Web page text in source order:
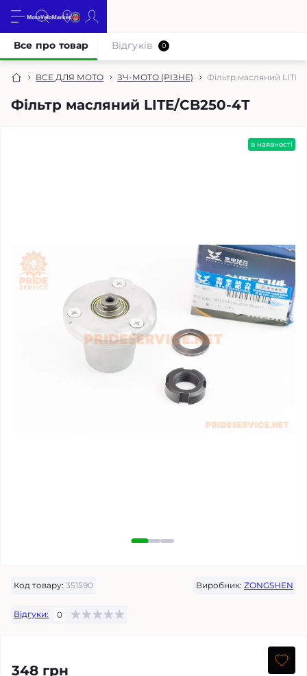
ВСЕ ДЛЯ МОТО ЗЧ-МОТО (РІЗНЕ) Фільтр масляний LITE/
Фільтр масляний LITE/CB250-4Т
Все про товар Відгуків 0
в наявності
Код товару: 351590 Виробник: ZONGSHEN
Відгуки: 0
348 грн